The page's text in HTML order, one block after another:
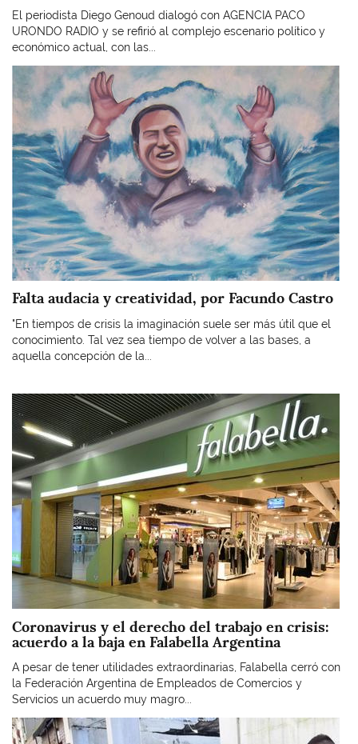
El periodista Diego Genoud dialogó con AGENCIA PACO
URONDO RADIO y se refirió al complejo escenario político y
económico actual, con las...
Imagen
Falta audacia y creatividad, por Facundo Castro
"En tiempos de crisis la imaginación suele ser más útil que el
conocimiento. Tal vez sea tiempo de volver a las bases, a
aquella concepción de la...
Imagen
Coronavirus y el derecho del trabajo en crisis:
acuerdo a la baja en Falabella Argentina
A pesar de tener utilidades extraordinarias, Falabella cerró con
la Federación Argentina de Empleados de Comercios y
Servicios un acuerdo muy magro...
Imagen